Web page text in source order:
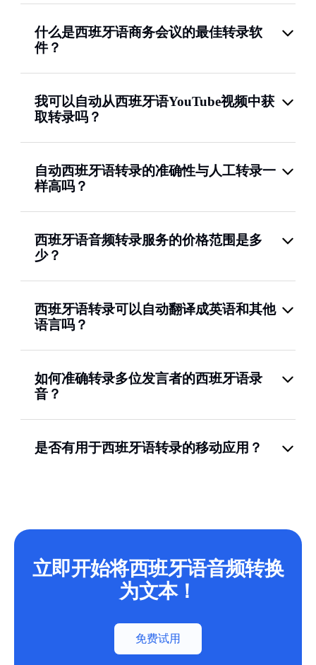
什么是西班牙语商务会议的最佳转录软
件？
我可以自动从西班牙语YouTube视频中获
取转录吗？
自动西班牙语转录的准确性与人工转录一
样高吗？
西班牙语音频转录服务的价格范围是多
少？
西班牙语转录可以自动翻译成英语和其他
语言吗？
如何准确转录多位发言者的西班牙语录
音？
是否有用于西班牙语转录的移动应用？
立即开始将西班牙语音频转换
为文本！
免费试用